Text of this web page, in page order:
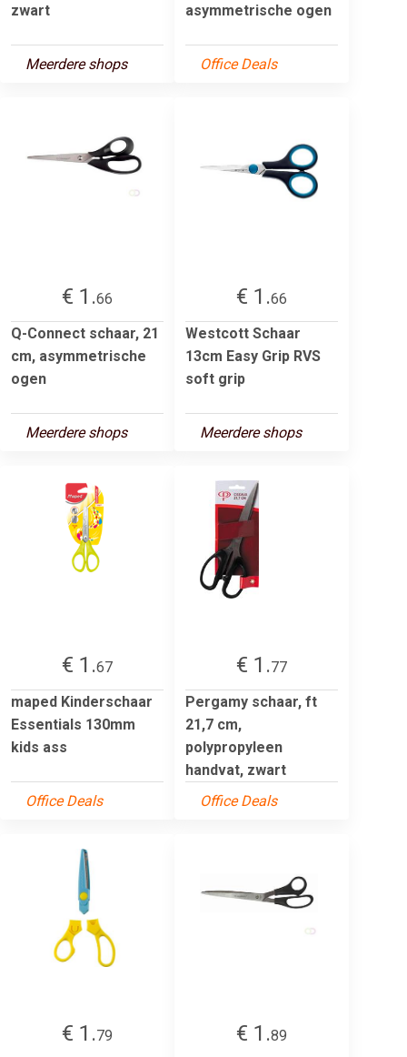
zwart
Meerdere shops
asymmetrische ogen
Office Deals
€ 1.66
Q-Connect schaar, 21
cm, asymmetrische
ogen
Meerdere shops
€ 1.66
Westcott Schaar
13cm Easy Grip RVS
soft grip
Meerdere shops
€ 1.67
maped Kinderschaar
Essentials 130mm
kids ass
Office Deals
€ 1.77
Pergamy schaar, ft
21,7 cm,
polypropyleen
handvat, zwart
Office Deals
€ 1.79 € 1.89